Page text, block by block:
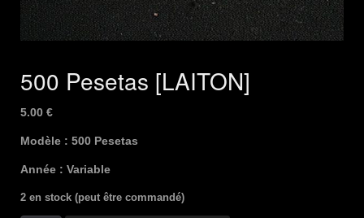
500 Pesetas [LAITON]
5.00 €
Modèle : 500 Pesetas
Année : Variable
2 en stock (peut être commandé)